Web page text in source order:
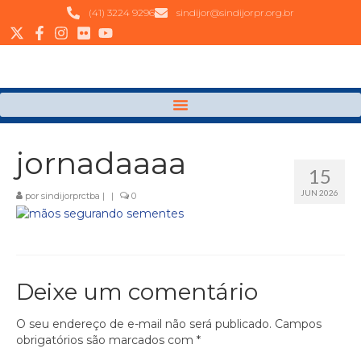
(41) 3224 9296 sindijor@sindijorpr.org.br
15
JUN 2026
jornadaaaa
por sindijorprctba | | 0
Deixe um comentário
O seu endereço de e-mail não será publicado. Campos
obrigatórios são marcados com *